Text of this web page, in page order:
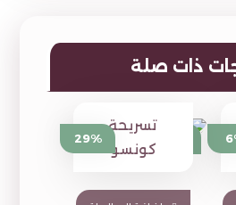
ذات صلة
تسريحة
كونسو
⃁
⃁949
29%